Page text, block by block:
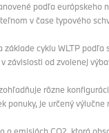
podľa európskeho
v čase typového
cyklu WLTP podľa
závislosti od zvolenej
rôzne
ponuky, je určený výlučne